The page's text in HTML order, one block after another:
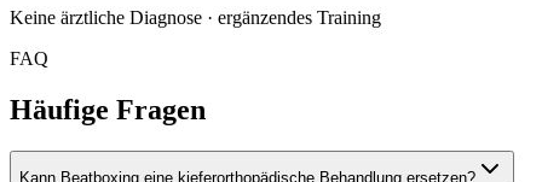
Keine ärztliche Diagnose · ergänzendes Training
FAQ
Häufige Fragen
Kann Beatboxing eine kieferorthopädische Behandlung ersetzen?